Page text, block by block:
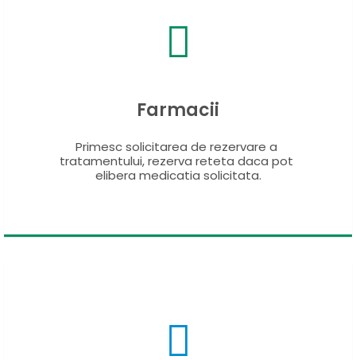
Farmacii
Primesc solicitarea de rezervare a
tratamentului, rezerva reteta daca pot
elibera medicatia solicitata.